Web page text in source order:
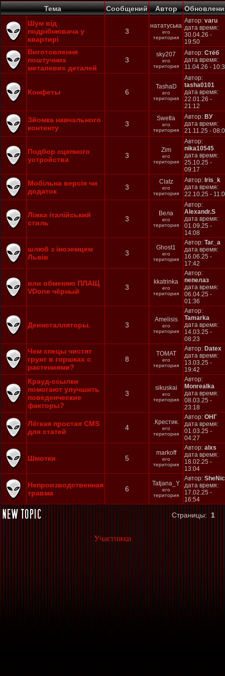
Тема Cообщений Автор
Шум від
подрібнювача у
квартирі
3
нататуська
его
територия
Автор: varu
дата время:
30.04.26 -
19:50
Виготовлення
поштучних
металевих деталей
3
sky207
его
територия
Автор: Стёб
дата время:
11.04.26 -
Конфеты 6
TashaD
его
територия
Автор:
tasha0101
дата время:
22.01.26 -
21:12
Зйомка навчального
контенту
3
Swetla
его
територия
Автор: ВУ
дата время:
21.11.25 -
Подбор сцепного
устройства
3
Zim
его
територия
Автор:
nika10545
дата время:
25.10.25 -
09:17
Мобільна версія чи
додаток
3
Clatz
его
територия
Автор: Iris_k
дата время:
22.10.25 -
Ліжка італійський
стиль
3
Вела
его
територия
Автор:
Alexandr.S
дата время:
01.09.25 -
14:08
шлюб з іноземцем
Львів
3
Ghost1
его
територия
Автор: Tar_a
дата время:
16.06.25 -
17:42
или обменяю ПЛАЩ
VDone чёрный
3
kkatrinka
его
територия
Автор:
пепелаз
дата время:
06.04.25 -
01:36
Деинсталляторы. 3
Amelisis
его
територия
Автор:
Tamarka
дата время:
14.03.25 -
08:23
Чем спецы чистят
грунт в горшках с
растениями?
8
TOMAT
его
територия
Автор: Datex
дата время:
13.03.25 -
19:42
Крауд-ссылки
помогают улучшить
поведенческие
факторы?
3
sikuskai
его
територия
Автор:
Monrealka
дата время:
08.03.25 -
23:18
Лёгкая простая CMS
для статей
4
.Крестик.
его
територия
Автор: ОНГ
дата время:
01.03.25 -
04:27
Шмотки 5
markoff
его
територия
Автор: alxs
дата время:
18.02.25 -
13:04
Непроизводственная
травма
6
Tatjana_Y
его
територия
Автор:
дата время:
17.02.25 -
16:54
Страницы: 1
Участники